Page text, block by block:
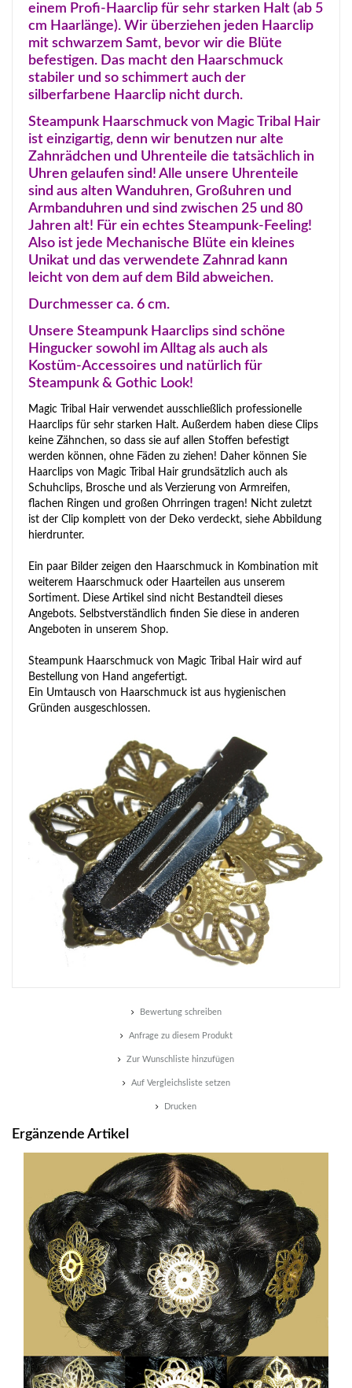
einem Profi-Haarclip für sehr starken Halt (ab 5
cm Haarlänge). Wir überziehen jeden Haarclip
mit schwarzem Samt, bevor wir die Blüte
befestigen. Das macht den Haarschmuck
stabiler und so schimmert auch der
silberfarbene Haarclip nicht durch.
Steampunk Haarschmuck von Magic Tribal Hair
ist einzigartig, denn wir benutzen nur alte
Zahnrädchen und Uhrenteile die tatsächlich in
Uhren gelaufen sind! Alle unsere Uhrenteile
sind aus alten Wanduhren, Großuhren und
Armbanduhren und sind zwischen 25 und 80
Jahren alt! Für ein echtes Steampunk-Feeling!
Also ist jede Mechanische Blüte ein kleines
Unikat und das verwendete Zahnrad kann
leicht von dem auf dem Bild abweichen.
Durchmesser ca. 6 cm.
Unsere Steampunk Haarclips sind schöne
Hingucker sowohl im Alltag als auch als
Kostüm-Accessoires und natürlich für
Steampunk & Gothic Look!
Magic Tribal Hair verwendet ausschließlich professionelle
Haarclips für sehr starken Halt. Außerdem haben diese Clips
keine Zähnchen, so dass sie auf allen Stoffen befestigt
werden können, ohne Fäden zu ziehen! Daher können Sie
Haarclips von Magic Tribal Hair grundsätzlich auch als
Schuhclips, Brosche und als Verzierung von Armreifen,
flachen Ringen und großen Ohrringen tragen! Nicht zuletzt
ist der Clip komplett von der Deko verdeckt, siehe Abbildung
hierdrunter.
Ein paar Bilder zeigen den Haarschmuck in Kombination mit
weiterem Haarschmuck oder Haarteilen aus unserem
Sortiment. Diese Artikel sind nicht Bestandteil dieses
Angebots. Selbstverständlich finden Sie diese in anderen
Angeboten in unserem Shop.
Steampunk Haarschmuck von Magic Tribal Hair wird auf
Bestellung von Hand angefertigt.
Ein Umtausch von Haarschmuck ist aus hygienischen
Gründen ausgeschlossen.
Bewertung schreiben
Anfrage zu diesem Produkt
Zur Wunschliste hinzufügen
Auf Vergleichsliste setzen
Drucken
Ergänzende Artikel